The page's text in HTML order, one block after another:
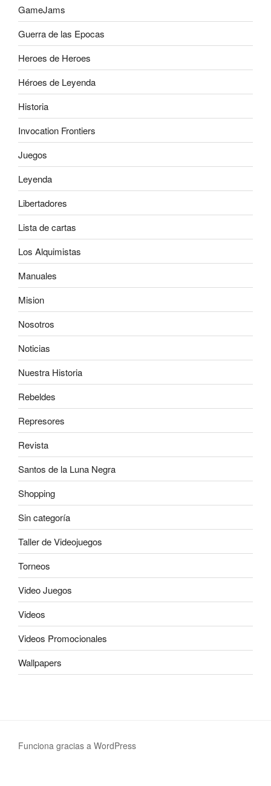
GameJams
Guerra de las Epocas
Heroes de Heroes
Héroes de Leyenda
Historia
Invocation Frontiers
Juegos
Leyenda
Libertadores
Lista de cartas
Los Alquimistas
Manuales
Mision
Nosotros
Noticias
Nuestra Historia
Rebeldes
Represores
Revista
Santos de la Luna Negra
Shopping
Sin categoría
Taller de Videojuegos
Torneos
Video Juegos
Videos
Videos Promocionales
Wallpapers
Funciona gracias a WordPress